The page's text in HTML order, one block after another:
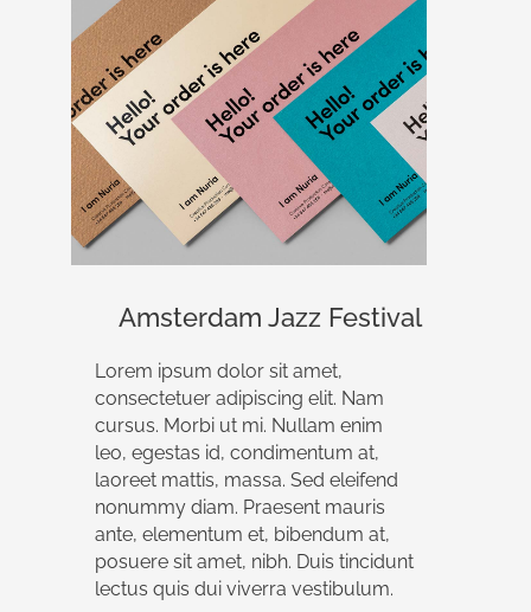
Amsterdam Jazz Festival
Lorem ipsum dolor sit amet,
consectetuer adipiscing elit. Nam
cursus. Morbi ut mi. Nullam enim
leo, egestas id, condimentum at,
laoreet mattis, massa. Sed eleifend
nonummy diam. Praesent mauris
ante, elementum et, bibendum at,
posuere sit amet, nibh. Duis tincidunt
lectus quis dui viverra vestibulum.